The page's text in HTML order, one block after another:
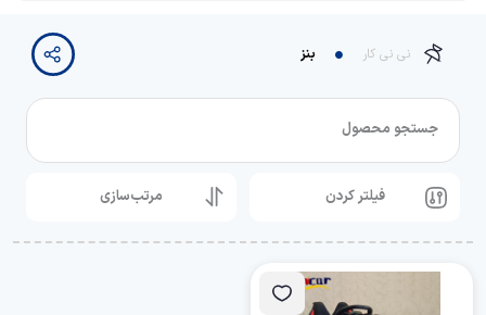
نی نی کار بنز
جستجو محصول
فیلتر کردن مرتب‌سازی